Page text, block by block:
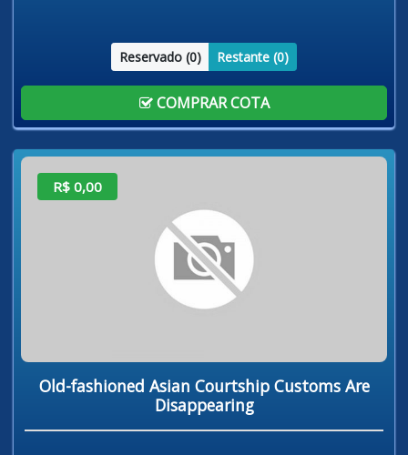
Reservado (0) Restante (0)
COMPRAR COTA
R$ 0,00
Old-fashioned Asian Courtship Customs Are
Disappearing